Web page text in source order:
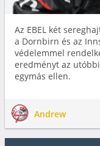
Az EBEL két
a Dornbirn és az
védelemmel
eredményt az
egymás ellen.
Andrew